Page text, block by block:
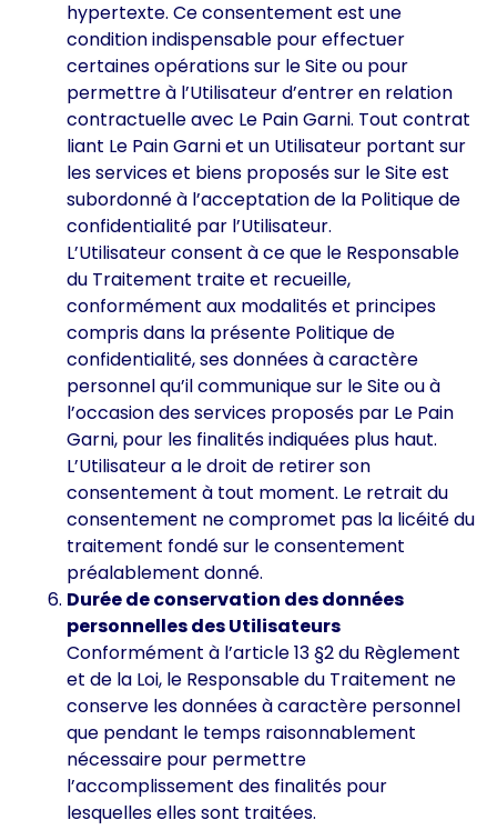
hypertexte. Ce consentement est une
condition indispensable pour effectuer
certaines opérations sur le Site ou pour
permettre à l’Utilisateur d’entrer en relation
contractuelle avec Le Pain Garni. Tout contrat
liant Le Pain Garni et un Utilisateur portant sur
les services et biens proposés sur le Site est
subordonné à l’acceptation de la Politique de
confidentialité par l’Utilisateur.
L’Utilisateur consent à ce que le Responsable
du Traitement traite et recueille,
conformément aux modalités et principes
compris dans la présente Politique de
confidentialité, ses données à caractère
personnel qu’il communique sur le Site ou à
l’occasion des services proposés par Le Pain
Garni, pour les finalités indiquées plus haut.
L’Utilisateur a le droit de retirer son
consentement à tout moment. Le retrait du
consentement ne compromet pas la licéité du
traitement fondé sur le consentement
préalablement donné.
Durée de conservation des données
personnelles des Utilisateurs
Conformément à l’article 13 §2 du Règlement
et de la Loi, le Responsable du Traitement ne
conserve les données à caractère personnel
que pendant le temps raisonnablement
nécessaire pour permettre
l’accomplissement des finalités pour
lesquelles elles sont traitées.